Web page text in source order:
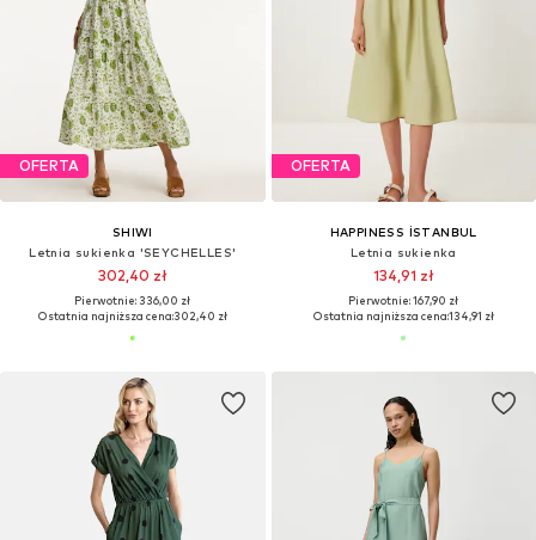
OFERTA
SHIWI
Letnia sukienka 'SEYCHELLES'
302,40 zł
Pierwotnie: 336,00 zł
Ostatnia najniższa cena:302,40 zł
OFERTA
HAPPINESS İSTANBUL
Letnia sukienka
134,91 zł
Pierwotnie: 167,90 zł
Ostatnia najniższa cena:134,91 zł